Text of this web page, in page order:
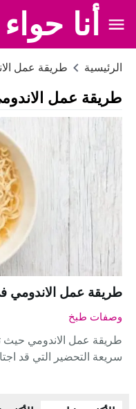
أنا حواء
الرئيسية طريقة عمل
طريقة عمل
طريقة عمل الاندومي
وصفات طبخ
طريقة عمل الاندومي حيث
سريعة التحضير التي قد